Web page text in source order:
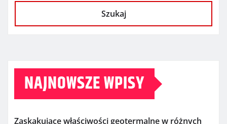
Szukaj
NAJNOWSZE WPISY
Zaskakujące właściwości geotermalne w różnych